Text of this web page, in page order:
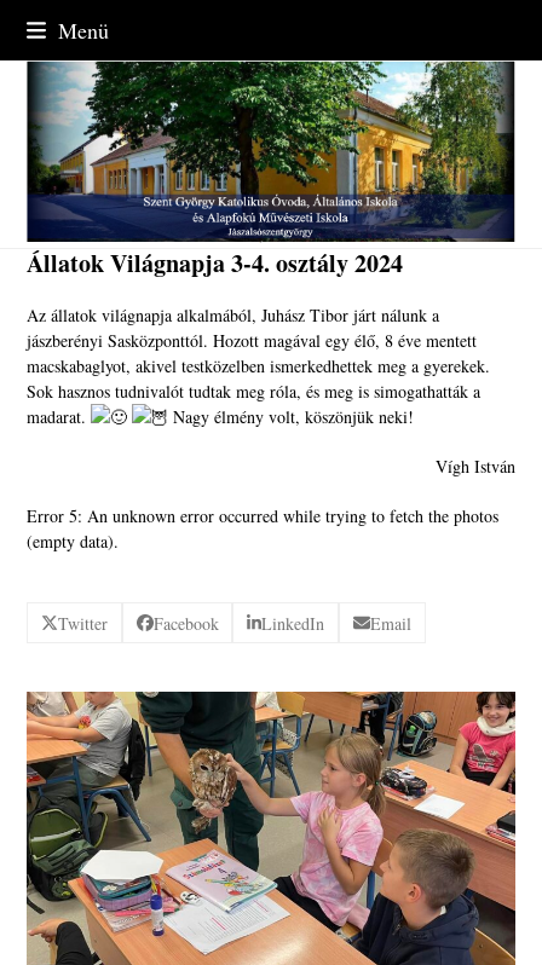
content
Menü
Állatok Világnapja 3-4. osztály 2024
Az állatok világnapja alkalmából, Juhász Tibor járt nálunk a
jászberényi Sasközponttól. Hozott magával egy élő, 8 éve mentett
macskabaglyot, akivel testközelben ismerkedhettek meg a gyerekek.
Sok hasznos tudnivalót tudtak meg róla, és meg is simogathatták a
madarat.
Nagy élmény volt, köszönjük neki!
Vígh István
Error 5: An unknown error occurred while trying to fetch the photos
(empty data).
Twitter Facebook LinkedIn Email